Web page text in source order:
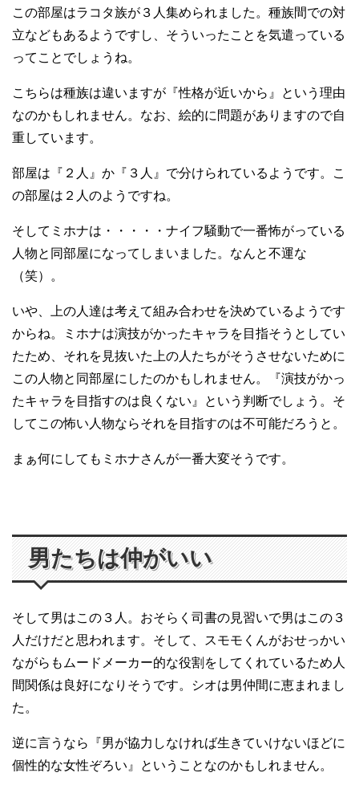
この部屋はラコタ族が３人集められました。種族間での対
立などもあるようですし、そういったことを気遣っている
ってことでしょうね。
こちらは種族は違いますが『性格が近いから』という理由
なのかもしれません。なお、絵的に問題がありますので自
重しています。
部屋は『２人』か『３人』で分けられているようです。こ
の部屋は２人のようですね。
そしてミホナは・・・・・ナイフ騒動で一番怖がっている
人物と同部屋になってしまいました。なんと不運な
（笑）。
いや、上の人達は考えて組み合わせを決めているようです
からね。ミホナは演技がかったキャラを目指そうとしてい
たため、それを見抜いた上の人たちがそうさせないために
この人物と同部屋にしたのかもしれません。『演技がかっ
たキャラを目指すのは良くない』という判断でしょう。そ
してこの怖い人物ならそれを目指すのは不可能だろうと。
まぁ何にしてもミホナさんが一番大変そうです。
男たちは仲がいい
そして男はこの３人。おそらく司書の見習いで男はこの３
人だけだと思われます。そして、スモモくんがおせっかい
ながらもムードメーカー的な役割をしてくれているため人
間関係は良好になりそうです。シオは男仲間に恵まれまし
た。
逆に言うなら『男が協力しなければ生きていけないほどに
個性的な女性ぞろい』ということなのかもしれません。